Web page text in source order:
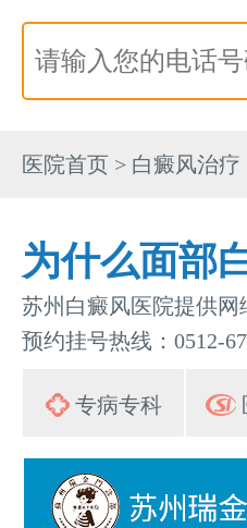
医院首页 > 白癜风治疗
为什么面部
苏州白癜风医院提供网
预约挂号热线：0512-
专病专科